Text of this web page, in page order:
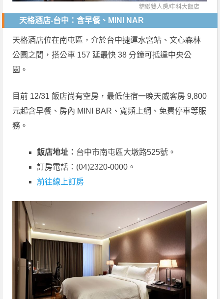
精緻雙人房/中科大飯店
天格酒店-台中：含早餐、MINI NAR
天格酒店位在南屯區，介於台中捷運水宮站、文心森林
公園之間，搭公車 157 延最快 38 分鐘可抵達中央公
園。
目前 12/31 飯店尚有空房，最低住宿一晚天威客房 9,800
元起含早餐、房內 MINI BAR、寬頻上網、免費停車等服
務。
飯店地址： 台中市南屯區大墩路525號。
訂房電話：(04)2320-0000。
前往線上訂房